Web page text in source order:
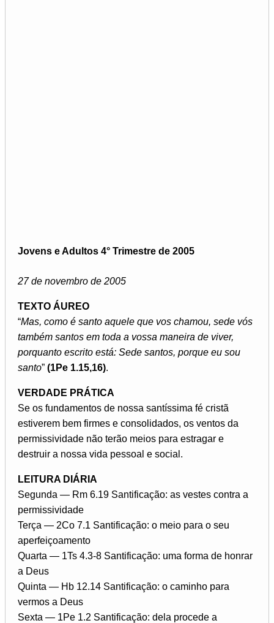
Jovens e Adultos 4° Trimestre de 2005
27 de novembro de 2005
TEXTO ÁUREO
“Mas, como é santo aquele que vos chamou, sede vós
também santos em toda a vossa maneira de viver,
porquanto escrito está: Sede santos, porque eu sou
santo” (1Pe 1.15,16).
VERDADE PRÁTICA
Se os fundamentos de nossa santíssima fé cristã
estiverem bem firmes e consolidados, os ventos da
permissividade não terão meios para estragar e
destruir a nossa vida pessoal e social.
LEITURA DIÁRIA
Segunda — Rm 6.19 Santificação: as vestes contra a
permissividade
Terça — 2Co 7.1 Santificação: o meio para o seu
aperfeiçoamento
Quarta — 1Ts 4.3-8 Santificação: uma forma de honrar
a Deus
Quinta — Hb 12.14 Santificação: o caminho para
vermos a Deus
Sexta — 1Pe 1.2 Santificação: dela procede a